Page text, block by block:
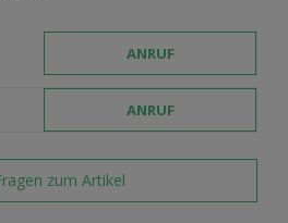
ANRUF
ANRUF
zum Artikel